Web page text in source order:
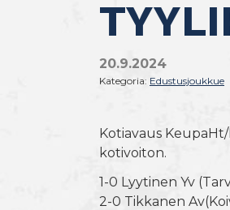
20.9.2024
Kategoria: Edustusjoukkue
Kotiavaus
kotivoiton.
1-0 Lyytinen Yv
2-0 Tikkanen